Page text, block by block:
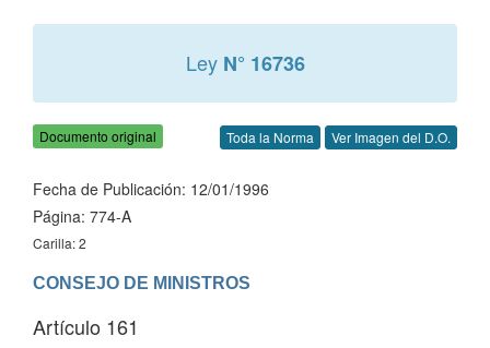
Ley N° 16736
Documento original Toda la Norma Ver Imagen del D.O.
Fecha de Publicación: 12/01/1996
Página: 774-A
Carilla: 2
Artículo 161